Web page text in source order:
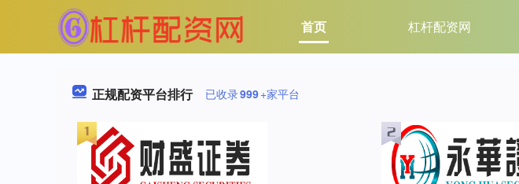
首页 杠杆配资网
正规配资平台排行 已收录999+家平台